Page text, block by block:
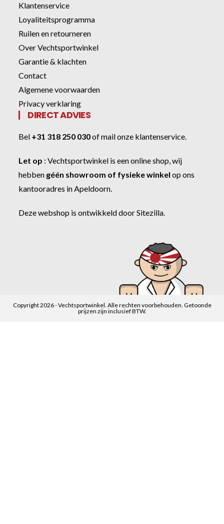
Klantenservice
Loyaliteitsprogramma
Ruilen en retourneren
Over Vechtsportwinkel
Garantie & klachten
Contact
Algemene voorwaarden
Privacy verklaring
DIRECT ADVIES
Bel +31 318 250 030ofmail onze klantenservice.
Let op :Vechtsportwinkel is een online shop, wij
hebben géén showroom of fysieke winkel op ons
kantooradres in Apeldoorn.
Deze webshop is ontwikkeld doorSitezilla.
Copyright 2026 - Vechtsportwinkel. Alle rechten voorbehouden. Getoonde
prijzen zijn inclusief BTW.